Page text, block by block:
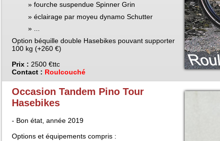
fourche suspendue Spinner Grin
éclairage par moyeu dynamo Schutter
Option béquille double Hasebikes pouvant supporter
100 kg (+260 €)
Prix : 2500 €ttc
Contact : Roulcouché
Occasion Tandem Pino Tour
Hasebikes
- Bon état, année 2019
Options et équipements compris :